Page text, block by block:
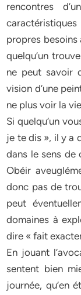
rencontres
propres besoins
quelqu’un
ne peut savoir
vision d’une
ne plus voir la
Si quelqu’un
je te dis », il y a
dans le sens de
Obéir
donc pas de
peut
domaines à
dire « fait
En jouant
sentent bien
journée, qu’en